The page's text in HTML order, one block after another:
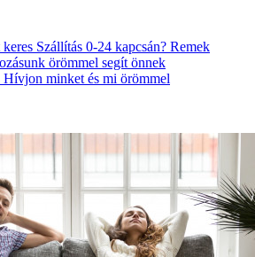
Szállítás 0-24 kapcsán? Remek
örömmel segít önnek
Hívjon minket és mi örömmel